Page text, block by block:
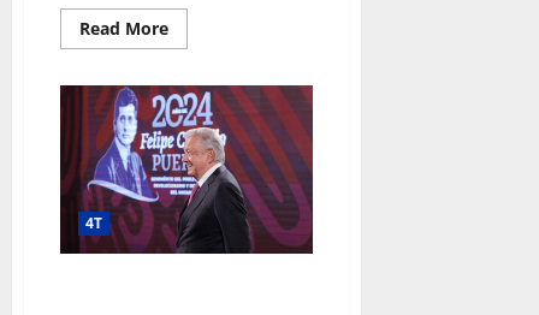
Read MoreRead
more
federal
en
centros
de
salud
de
23
estados
supera
los
4T